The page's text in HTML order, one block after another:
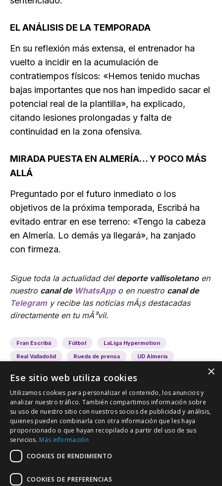
EL ANÁLISIS DE LA TEMPORADA
En su reflexión más extensa, el entrenador ha
vuelto a incidir en la acumulación de
contratiempos físicos: «Hemos tenido muchas
bajas importantes que nos han impedido sacar el
potencial real de la plantilla», ha explicado,
citando lesiones prolongadas y falta de
continuidad en la zona ofensiva.
MIRADA PUESTA EN ALMERÍA… Y POCO MÁS
ALLÁ
Preguntado por el futuro inmediato o los
objetivos de la próxima temporada, Escribá ha
evitado entrar en ese terreno: «Tengo la cabeza
en Almería. Lo demás ya llegará», ha zanjado
con firmeza.
Sigue toda la actualidad del deporte vallisoletanoen
nuestro canal de WhatsAppo en nuestro canal de
Telegramy recibe las noticias mÃ¡s destacadas
directamente en tu mÃ³vil.
Fran Escribá Fútbol
LaLiga Hypermotion
Real Valladolid
Rueda de prensa UD Almería
VALLADOLID DEPORTIVO
×
Ese sitio web utiliza cookies
Utilizamos cookies para personalizar el contenido, los anuncios y
analizar nuestro tráfico. También compartimos información sobre
su uso de nuestro sitio con nuestros socios de publicidad y análisis,
quienes pueden combinarla con otra información que les haya
proporcionado o que hayan recopilado a partir del uso de sus
servicios. Más información
COOKIES DE RENDIMIENTO
COOKIES DE PREFERENCIAS